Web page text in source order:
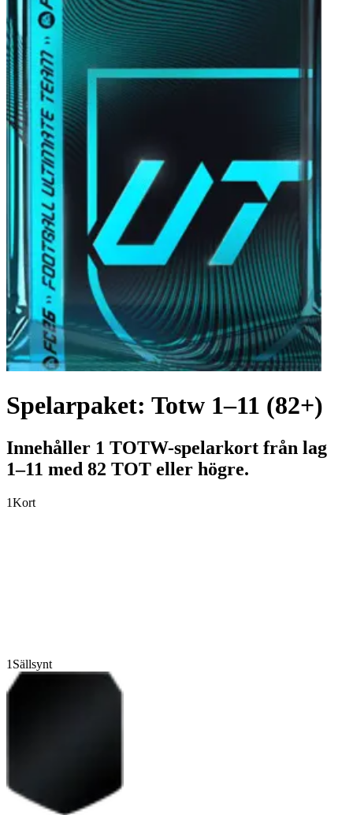
Spelarpaket: Totw 1–11 (82+)
Innehåller 1 TOTW-spelarkort från lag
1–11 med 82 TOT eller högre.
1Kort
1 Sällsynt